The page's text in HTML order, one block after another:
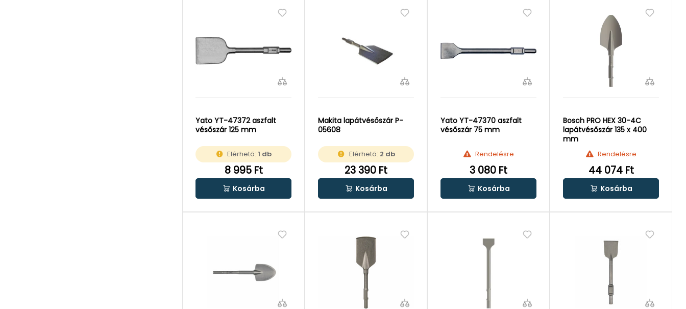
Yato YT-47372 aszfalt
vésőszár 125 mm
Elérhető:1 db
8 995 Ft
Kosárba
Makita lapátvésőszár P-
05608
Elérhető: 2 db
23 390 Ft
Kosárba
Yato YT-47370 aszfalt
vésőszár 75 mm
Rendelésre
3 080 Ft
Kosárba
Bosch PRO HEX 30-4C
lapátvésőszár 135 x 400
mm
Rendelésre
44 074 Ft
Kosárba